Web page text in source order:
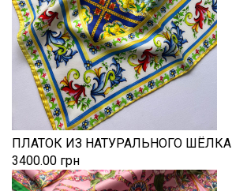
ПЛАТОК ИЗ НАТУРАЛЬНОГО ШЁЛКА
3400.00 грн